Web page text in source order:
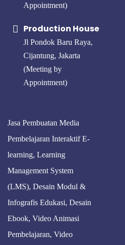
Appointment)
Production House
Jl Pondok Baru Raya,
Cijantung, Jakarta
(Meeting by
Appointment)
Jasa Pembuatan Media
Pembelajaran Interaktif E-
learning, Learning
Management System
(LMS), Desain Modul &
Infografis Edukasi, Desain
Ebook, Video Animasi
Pembelajaran, Video